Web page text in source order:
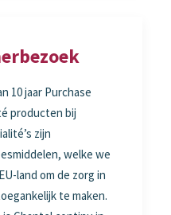
10 jaar Purchase
producten bij
zijn
welke we
land om de zorg in
te maken.